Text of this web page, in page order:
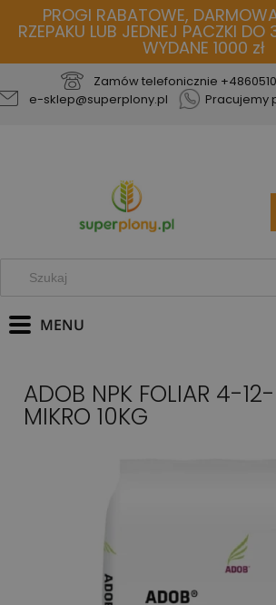
PROGI RABATOWE,
RZEPAKU LUB JEDNEJ PACZKI DO
WYDANE 1000 zł
Zamów telefonicznie
e-sklep@superplony.pl
Pracujemy
ADOB NPK FOLIAR 4-
MIKRO 10KG